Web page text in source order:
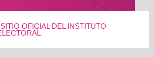
OFICIAL DEL INSTITUTO